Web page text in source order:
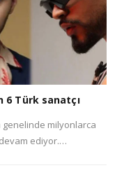
6 Türk sanatçı
milyonlarca
ediyor.…